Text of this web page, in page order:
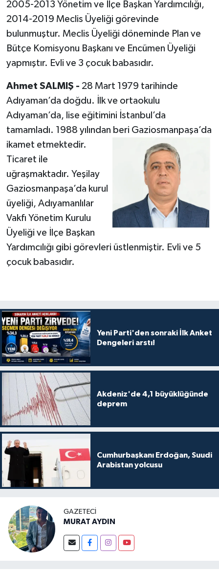
2005-2013 Yönetim ve İlçe Başkan Yardımcılığı,
2014-2019 Meclis Üyeliği görevinde
bulunmuştur. Meclis Üyeliği döneminde Plan ve
Bütçe Komisyonu Başkanı ve Encümen Üyeliği
yapmıştır. Evli ve 3 çocuk babasıdır.
Ahmet SALMIŞ - 28 Mart 1979 tarihinde
Adıyaman’da doğdu. İlk ve ortaokulu
Adıyaman’da, lise eğitimini İstanbul’da
tamamladı. 1988 yılından beri Gaziosmanpaşa’da
ikamet etmektedir.
Ticaret ile
uğraşmaktadır. Yeşilay
Gaziosmanpaşa’da kurul
üyeliği, Adıyamanlılar
Vakfı Yönetim Kurulu
Üyeliği ve İlçe Başkan
Yardımcılığı gibi görevleri üstlenmiştir. Evli ve 5
çocuk babasıdır.
Yeni Parti'den sonraki İlk Anket
Dengeleri arstı!
Akdeniz'de 4,1 büyüklüğünde
deprem
Cumhurbaşkanı Erdoğan, Suudi
Arabistan yolcusu
GAZETECI
MURAT AYDIN